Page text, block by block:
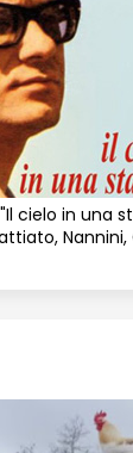
cielo in una
Nannini,